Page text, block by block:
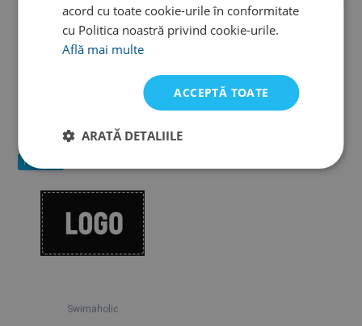
Swans Swans
40x100cm
97 lei
Noutate
Swimaholic
acord cu toate cookie-urile în conformitate
cu Politica noastră privind cookie-urile.
Află mai multe
ACCEPTĂ TOATE
ARATĂ DETALIILE